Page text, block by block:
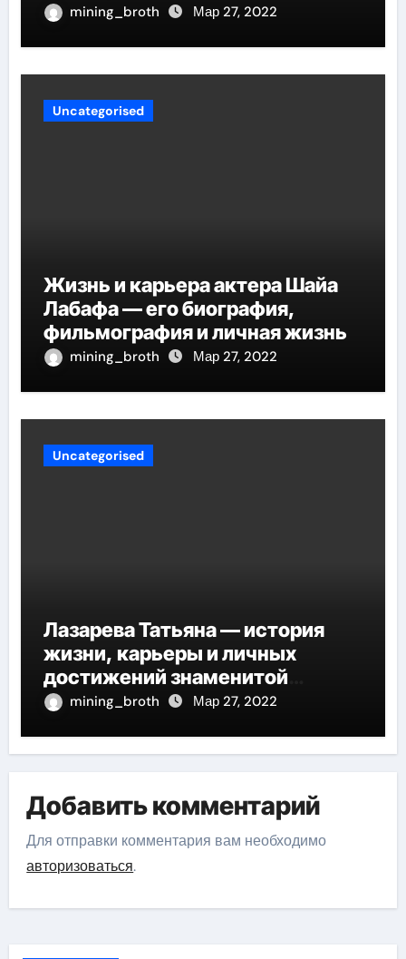
mining_broth Мар 27, 2022
Uncategorised
Жизнь и карьера актера Шайа
Лабафа — его биография,
фильмография и личная жизнь
mining_broth Мар 27, 2022
Uncategorised
Лазарева Татьяна — история
жизни, карьеры и личных
достижений знаменитой
актрисы, восходящей на олимп
mining_broth Мар 27, 2022
Добавить комментарий
Для отправки комментария вам необходимо
авторизоваться.